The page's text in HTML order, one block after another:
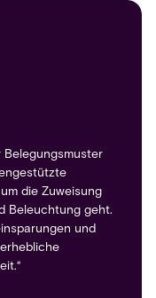
die Zuweisung
Beleuchtung geht.
und
es ihnen,
zu
in ihre
um einen